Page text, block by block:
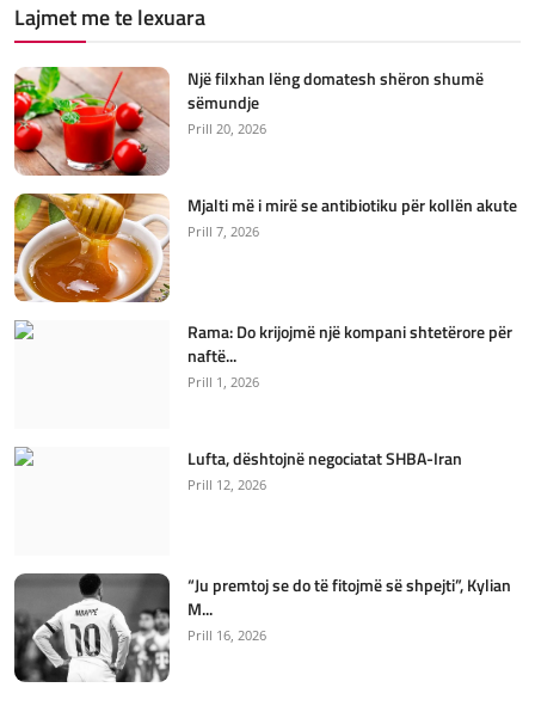
Lajmet me te lexuara
Një filxhan lëng domatesh shëron shumë
sëmundje
Prill 20, 2026
Mjalti më i mirë se antibiotiku për kollën akute
Prill 7, 2026
Rama: Do krijojmë një kompani shtetërore për
naftë...
Prill 1, 2026
Lufta, dështojnë negociatat SHBA-Iran
Prill 12, 2026
“Ju premtoj se do të fitojmë së shpejti”, Kylian
M...
Prill 16, 2026